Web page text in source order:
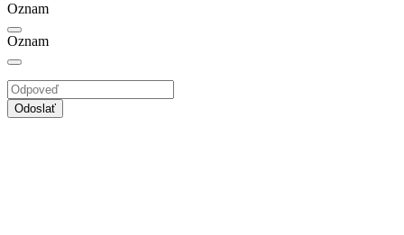
Oznam
Oznam
Odoslať